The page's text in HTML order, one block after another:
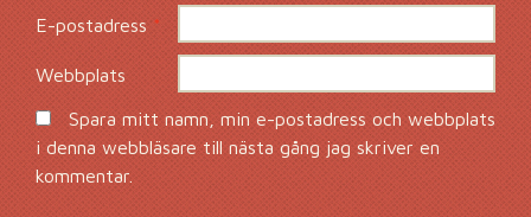
E-postadress*
Webbplats
Spara mitt namn, min e-postadress och webbplats
i denna webbläsare till nästa gång jag skriver en
kommentar.